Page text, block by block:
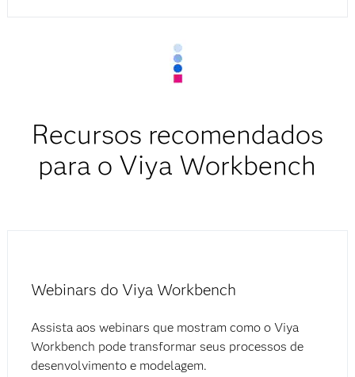
Recursos recomendados
para o Viya Workbench
Webinars do Viya Workbench
Assista aos webinars que mostram como o Viya
Workbench pode transformar seus processos de
desenvolvimento e modelagem.